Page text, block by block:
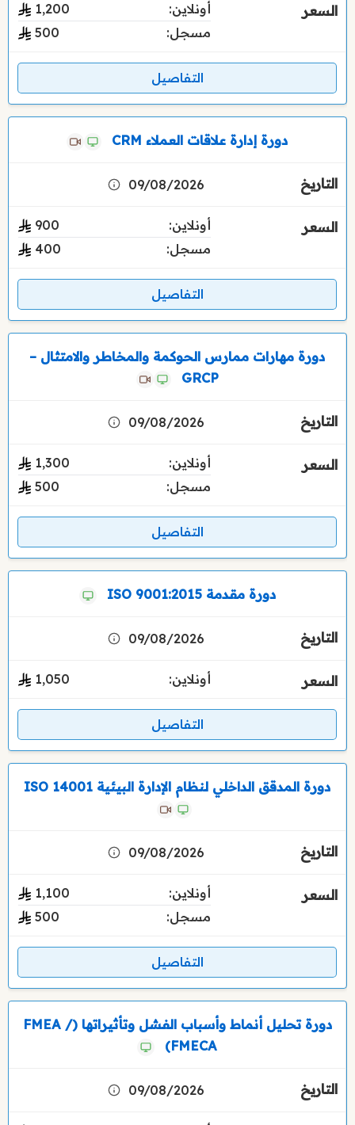
أونلاين:
1٬200
مسجل:
500
التفاصيل
دورة إدارة علاقات العملاء CRM
09/08/2026
أونلاين:
900
مسجل:
400
التفاصيل
دورة مهارات ممارس الحوكمة والمخاطر والامتثال –
GRCP
09/08/2026
أونلاين:
1٬300
مسجل:
500
التفاصيل
دورة مقدمة ISO 9001:2015
09/08/2026
أونلاين: 1٬050
التفاصيل
دورة المدقق الداخلي لنظام الإدارة البيئية ISO 14001
09/08/2026
أونلاين:
1٬100
مسجل:
500
التفاصيل
دورة تحليل أنماط وأسباب الفشل وتأثيراتها (FMEA /
FMECA)
09/08/2026